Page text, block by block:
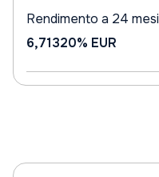
Rendimento a 24 mesi
6,71320% EUR